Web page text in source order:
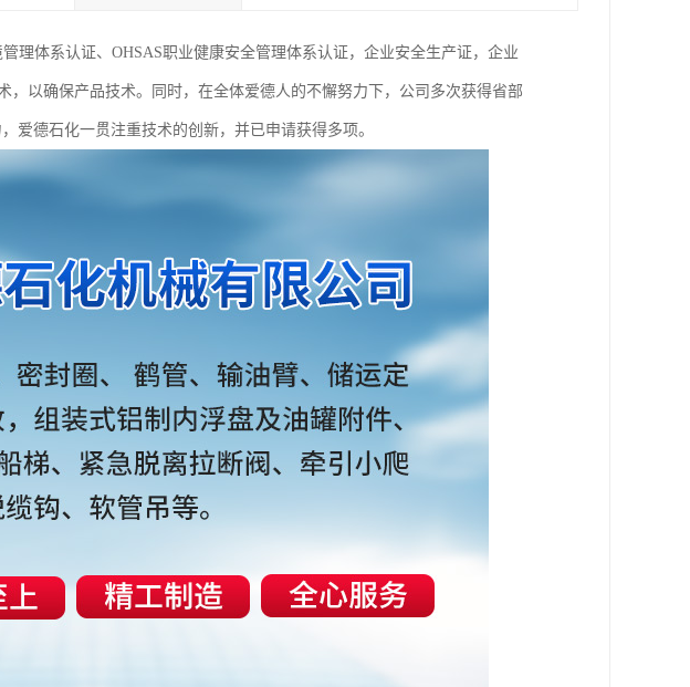
理体系认证、OHSAS职业健康安全管理体系认证，企业安全生产证，企业
，以确保产品技术。同时，在全体爱德人的不懈努力下，公司多次获得省部
爱德石化一贯注重技术的创新，并已申请获得多项。